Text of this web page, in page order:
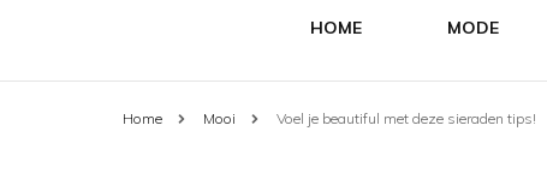
HOME MODE
Home Mooi Voel je beautiful met deze sieraden tips!